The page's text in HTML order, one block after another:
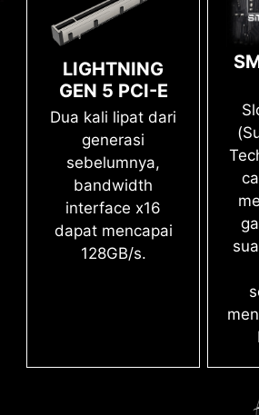
LIGHTNING
GEN 5 PCI-E
Dua kali lipat dari
generasi
sebelumnya,
bandwidth
interface x16
dapat mencapai
128GB/s.
khusus dan teknologi MSI
B760M EDGE TI WIFI siap
performa memori
Proses welding SMT
Technology) yang canggih
tingkat kecacatan dari
elektromagnetisme, dan
Dikombinasikan dengan
Boost eksklusif
motherboard MSI
DDR5 dengan frekuensi
EZ-MODE
Pilih dari preset XMP profile
memory yang kompatibel